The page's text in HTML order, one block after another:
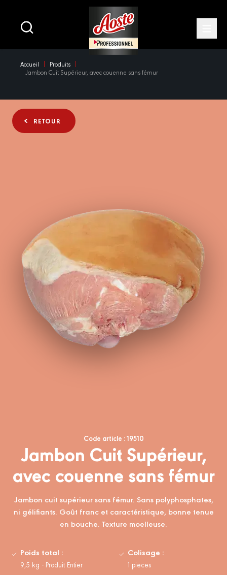
Accueil
Produits
Jambon Cuit Supérieur, avec couenne sans fémur
RETOUR
Code article : 19510
Jambon Cuit Supérieur,
avec couenne sans fémur
Jambon cuit supérieur sans fémur. Sans polyphosphates,
ni gélifiants. Goût franc et caractéristique, bonne tenue
en bouche. Texture moelleuse.
Poids total :
9,5 kg - Produit Entier
Colisage :
1 pieces